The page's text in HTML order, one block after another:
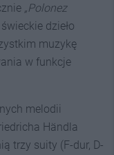
„Polonez
dzieło
muzykę
w funkcje
melodii
Händla
trzy suity (F-dur, D-